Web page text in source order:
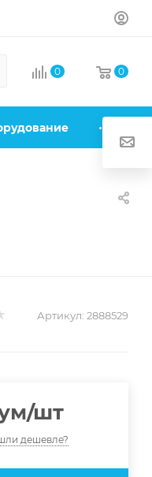
0 0
Артикул: 2888529
/шт
дешевле?